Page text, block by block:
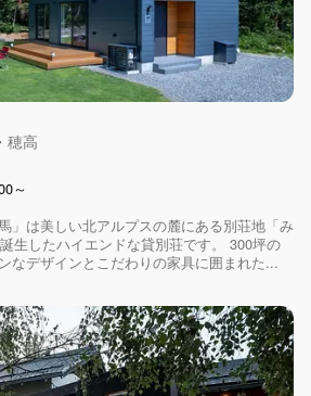
穂高
～
」は美しい北アルプスの麓にある別荘地「み
生したハイエンドな貸別荘です。 300坪の
なデザインとこだわりの家具に囲まれた...